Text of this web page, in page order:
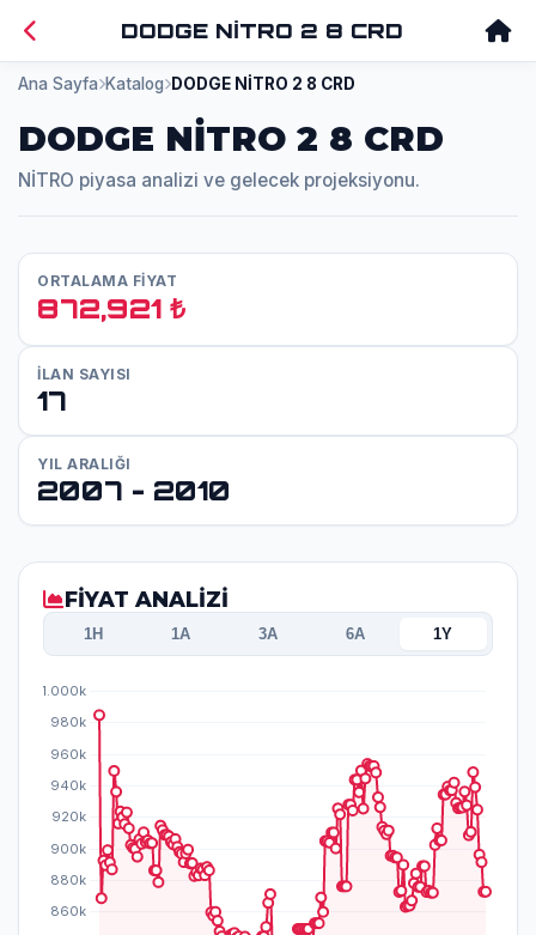
DODGE NİTRO 2 8 CRD
Ana Sayfa Katalog DODGE NİTRO 2 8 CRD
DODGE NİTRO 2 8 CRD
NİTRO piyasa analizi ve gelecek projeksiyonu.
ORTALAMA FİYAT
872,921 ₺
İLAN SAYISI
17
YIL ARALIĞI
2007 - 2010
FİYAT ANALİZİ
1H 1A 3A 6A 1Y